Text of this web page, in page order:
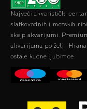
Najveći akvaristički
slatkovodnih i morskih
skejp akvarijumi.
akvarijuma po želji.
ostale kućne ljubimce.